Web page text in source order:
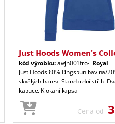
Just Hoods Women's
kód výrobku:awjh001fro-l Royal
Just Hoods 80% Ringspun bavlna/
skvělých barev. Standardní střih.
kapuce. Klokaní kapsa
Cena od